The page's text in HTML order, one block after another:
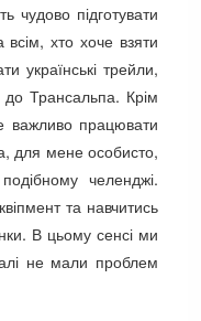
чудово підготувати
хто хоче взяти
українські трейли,
Трансальпа. Крім
важливо працювати
для мене особисто,
челенджі.
та навчитись
В цьому сенсі ми
не мали проблем